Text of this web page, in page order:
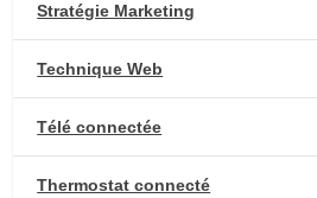
Stratégie Marketing
Technique Web
Télé connectée
Thermostat connecté